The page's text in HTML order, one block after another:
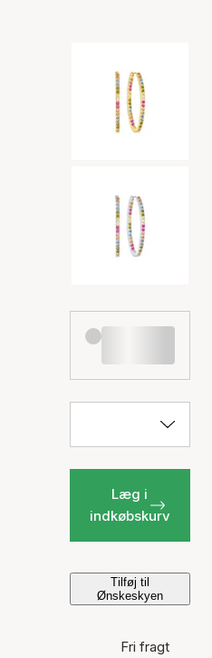
Læg i
indkøbskurv
Tilføj til
Ønskeskyen
Fri fragt